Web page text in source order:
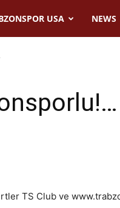
USA NEWS
TS Club ve